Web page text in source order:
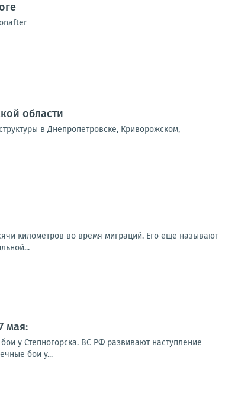
области
в Днепропетровске, Криворожском,
километров во время миграций. Его еще называют
мая:
у Степногорска. ВС РФ развивают наступление
бои у...